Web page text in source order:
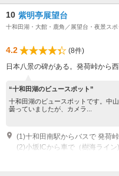
10 紫明亭展望台
十和田湖・大館・鹿角／展望台・夜景スポ
4.2
(8件)
日本八景の碑がある。発荷峠から
“十和田湖のビュースポット”
十和田湖のビュースポットです。中
曇っていましたが、カメラ...
(1)十和田南駅からバスで 発荷
(2)小坂ICから車で（樹海ライン)